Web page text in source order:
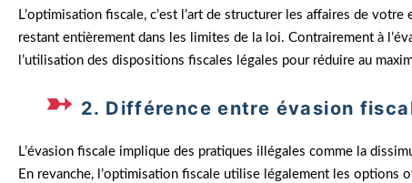
L’optimisation fiscale, c’est l’art de structurer les affaires de
restant entièrement dans les limites de la loi. Contrairement à
l’utilisation des dispositions fiscales légales pour réduire au
2. Différence entre évasion
L’évasion fiscale implique des pratiques illégales comme la
En revanche, l’optimisation fiscale utilise légalement les